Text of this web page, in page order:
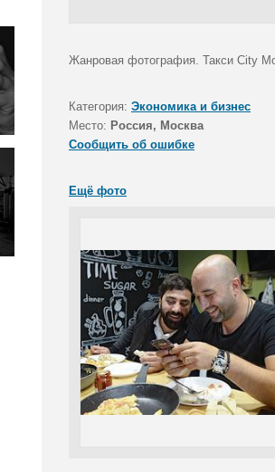
Жанровая фотография. Такси City
Категория: Экономика и бизнес
Место: Россия, Москва
Сообщить об ошибке
Ещё фото